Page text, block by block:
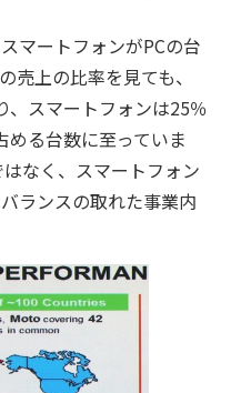
マートフォンがPCの台
売上の比率を見ても、
、スマートフォンは25％
める台数に至っていま
なく、スマートフォン
ランスの取れた事業内